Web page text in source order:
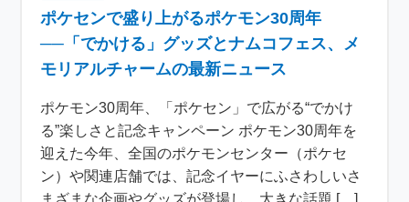
ポケセンで盛り上がるポケモン30周年
──「でかける」グッズとナムコフェス、メ
モリアルチャームの最新ニュース
ポケモン30周年、「ポケセン」で広がる“でかけ
る”楽しさと記念キャンペーン ポケモン30周年を
迎えた今年、全国のポケモンセンター（ポケセ
ン）や関連店舗では、記念イヤーにふさわしいさ